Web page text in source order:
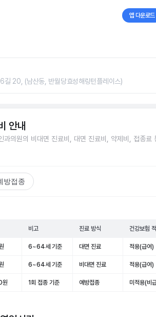
앱 다운로드
길 20, (남산동, 반월당효성해링턴플레이스)
안내
과의원의 비대면 진료비, 대면 진료비, 약제비, 접종료
방접종
비고 진료 방식 건강보험
6~64세 기준 대면 진료 적용(급여)
6~64세 기준 비대면 진료 적용(급여)
1회 접종 기준 예방접종 미적용(비